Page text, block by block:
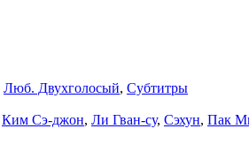
Люб. Двухголосый, Субтитры
Ким Сэ-джон, Ли Гван-су, Сэхун, Пак